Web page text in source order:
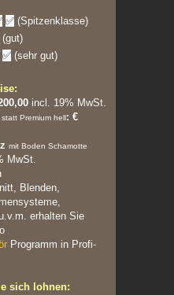
✅ (Spitzenklasse)
(gut)
✅ (sehr gut)
incl. 19% MwSt.
statt Premium hell: €
mit Boden Schamotte
MwSt.
Blenden,
erhalten Sie
Programm in Profi-
sich lohnen: